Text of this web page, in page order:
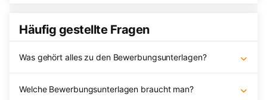
Häufig gestellte Fragen
Was gehört alles zu den Bewerbungsunterlagen?
Welche Bewerbungsunterlagen braucht man?